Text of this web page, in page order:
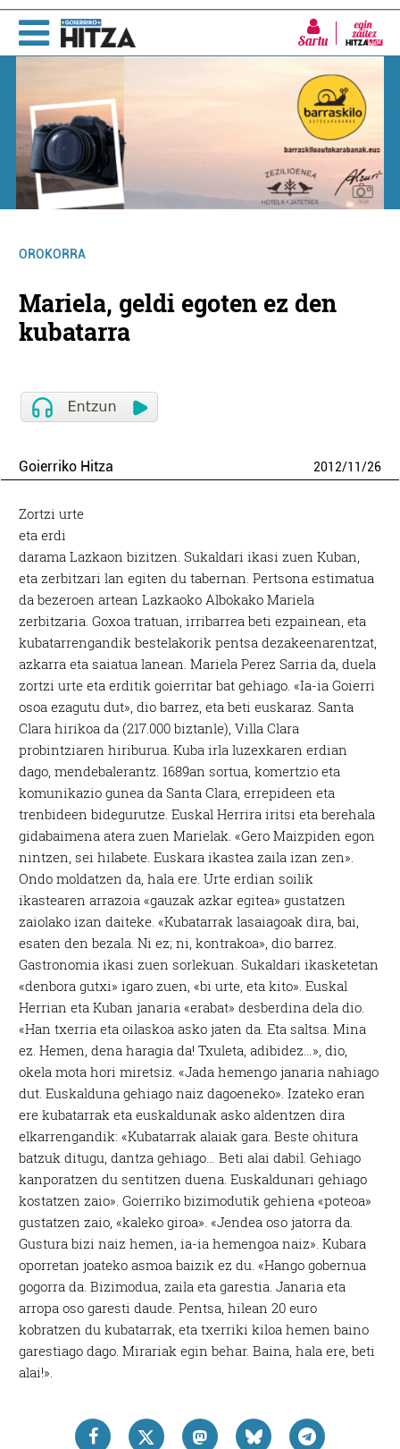
Sartu
OROKORRA
Mariela, geldi egoten ez den
kubatarra
Goierriko Hitza 2012/11/26
Zortzi urte
eta erdi
darama Lazkaon bizitzen. Sukaldari ikasi zuen Kuban,
eta zerbitzari lan egiten du tabernan. Pertsona estimatua
da bezeroen artean Lazkaoko Albokako Mariela
zerbitzaria. Goxoa tratuan, irribarrea beti ezpainean, eta
kubatarrengandik bestelakorik pentsa dezakeenarentzat,
azkarra eta saiatua lanean. Mariela Perez Sarria da, duela
zortzi urte eta erditik goierritar bat gehiago. «Ia-ia Goierri
osoa ezagutu dut», dio barrez, eta beti euskaraz. Santa
Clara hirikoa da (217.000 biztanle), Villa Clara
probintziaren hiriburua. Kuba irla luzexkaren erdian
dago, mendebalerantz. 1689an sortua, komertzio eta
komunikazio gunea da Santa Clara, errepideen eta
trenbideen bidegurutze. Euskal Herrira iritsi eta berehala
gidabaimena atera zuen Marielak. «Gero Maizpiden egon
nintzen, sei hilabete. Euskara ikastea zaila izan zen».
Ondo moldatzen da, hala ere. Urte erdian soilik
ikastearen arrazoia «gauzak azkar egitea» gustatzen
zaiolako izan daiteke. «Kubatarrak lasaiagoak dira, bai,
esaten den bezala. Ni ez; ni, kontrakoa», dio barrez.
Gastronomia ikasi zuen sorlekuan. Sukaldari ikasketetan
«denbora gutxi» igaro zuen, «bi urte, eta kito». Euskal
Herrian eta Kuban janaria «erabat» desberdina dela dio.
«Han txerria eta oilaskoa asko jaten da. Eta saltsa. Mina
ez. Hemen, dena haragia da! Txuleta, adibidez…», dio,
okela mota hori miretsiz. «Jada hemengo janaria nahiago
dut. Euskalduna gehiago naiz dagoeneko». Izateko eran
ere kubatarrak eta euskaldunak asko aldentzen dira
elkarrengandik: «Kubatarrak alaiak gara. Beste ohitura
batzuk ditugu, dantza gehiago… Beti alai dabil. Gehiago
kanporatzen du sentitzen duena. Euskaldunari gehiago
kostatzen zaio». Goierriko bizimodutik gehiena «poteoa»
gustatzen zaio, «kaleko giroa». «Jendea oso jatorra da.
Gustura bizi naiz hemen, ia-ia hemengoa naiz». Kubara
oporretan joateko asmoa baizik ez du. «Hango gobernua
gogorra da. Bizimodua, zaila eta garestia. Janaria eta
arropa oso garesti daude. Pentsa, hilean 20 euro
kobratzen du kubatarrak, eta txerriki kiloa hemen baino
garestiago dago. Mirariak egin behar. Baina, hala ere, beti
alai!».